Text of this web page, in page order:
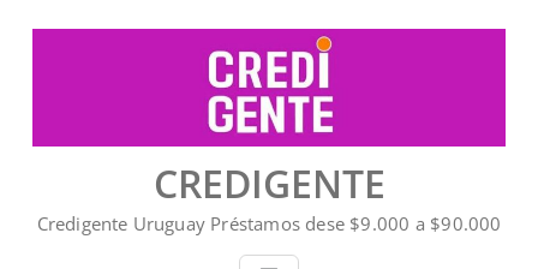
CREDIGENTE
Credigente Uruguay Préstamos dese $9.000 a $90.000